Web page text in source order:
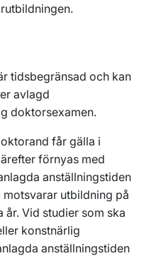
tidsbegränsad och kan
avlagd
doktorsexamen.
får gälla i
förnyas med
anställningstiden
utbildning på
Vid studier som ska
konstnärlig
anställningstiden